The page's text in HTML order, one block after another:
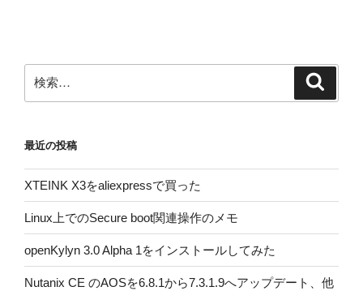
ン
索:
最近の投稿
XTEINK X3をaliexpressで買った
Linux上でのSecure boot関連操作のメモ
openKylyn 3.0 Alpha 1をインストールしてみた
Nutanix CE のAOSを6.8.1から7.3.1.9へアップデート、他